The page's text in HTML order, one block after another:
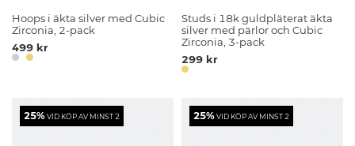
Hoops i äkta silver med Cubic
Zirconia, 2-pack
499 kr
Studs i 18k guldpläterat äkta
silver med pärlor och Cubic
Zirconia, 3-pack
299 kr
25%VID KÖP AV MINST 2 25%VID KÖP AV MINST 2